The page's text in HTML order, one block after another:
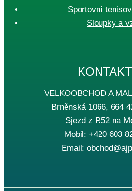
Sportovní
Sloupky a
VELKOOBCHOD A
Brněnská 1066, 664
Sjezd z R52 na
Mobil: +420 603
Email: